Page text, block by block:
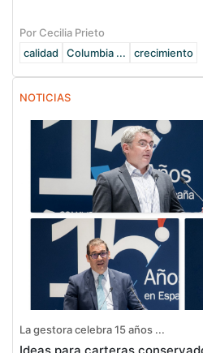
Por Cecilia Prieto
calidad
Columbia ... crecimiento
NOTICIAS
La gestora celebra 15 años ...